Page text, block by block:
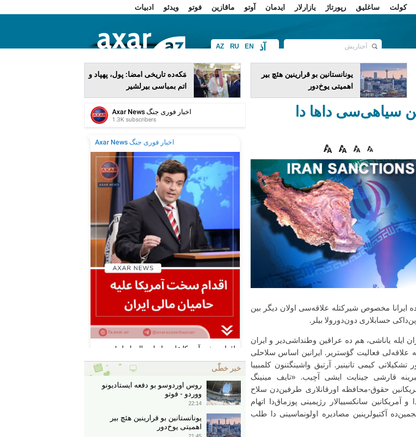
کولت ساغلیق رپورتاژ یازارلار ایدمان آوتو ماقازین فوتو ویدئو
ادبیات
AZ RU EN آذ
فا
یونانستانین بو قرارینین هئچ بیر
اهمیتی یوخ‌دور
مَکه‌ده تاریخی امضا: پول، پهپاد و
اتم بمباسی بیرلشیر
سیاهی‌سی داها دا
ایرانا مخصوص شیرکتله علاقه‌سی اولان دیگر بین
حسابلاری دون‌دورولا بیلر.
ایله یاناشی، هم ده عراقین وطنداشی‌دیر و ایران
علاقه‌لی فعالیت گؤستریر. ایرانین اساس سلاحلی
کیمی تانینیر. آرتیق واشینگتنون کلمبییا
قارشی جینایت ایشی آچیب. «تایف مینینگ
حقوق-محافظه اورقانلاری طرفین‌دن سلاح
و آمریکانین سانکسییالار رژیمینی پوزماق‌دا اتهام
شیرکتین ۱۲ میلیون دلار هجمین‌ده آکتیولرینین مصادیره اولونماسینی دا طلب
خبر خطّی
روس اوردوسو بو دفعه ایستادیونو
ووردو - فوتو
22:14
یونانستانین بو قرارینین هئچ بیر
اهمیتی یوخ‌دور